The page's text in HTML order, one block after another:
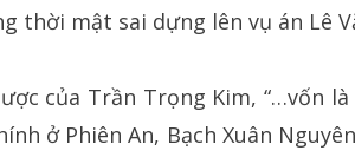
thời mật sai dựng lên vụ án Lê
của Trần Trọng Kim, “…vốn
ở Phiên An, Bạch Xuân